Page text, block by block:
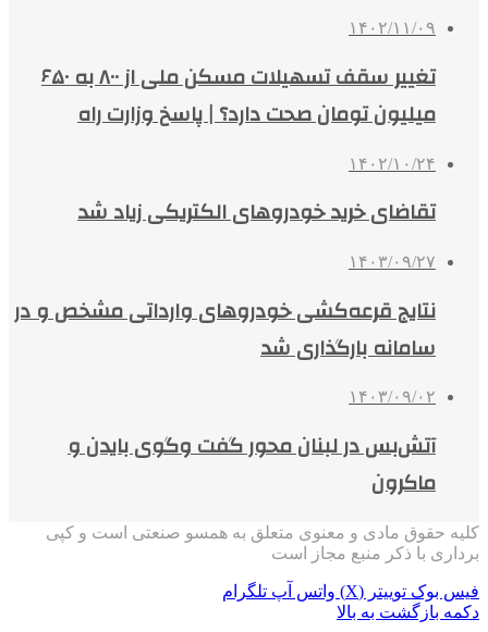
۱۴۰۲/۱۱/۰۹
تغییر سقف تسهیلات مسکن ملی از ۸۰۰ به ۶۵۰
میلیون تومان صحت دارد؟ | پاسخ وزارت راه
۱۴۰۲/۱۰/۲۴
تقاضای خرید خودروهای الکتریکی زیاد شد
۱۴۰۳/۰۹/۲۷
نتایج قرعه‌کشی خودروهای وارداتی مشخص و در
سامانه بارگذاری شد
۱۴۰۳/۰۹/۰۲
آتش‌بس در لبنان محور گفت وگوی بایدن و
ماکرون
کلیه حقوق مادی و معنوی متعلق به همسو صنعتی است و کپی
برداری با ذکر منبع مجاز است
فیس بوک توییتر (X) واتس آپ تلگرام
دکمه بازگشت به بالا